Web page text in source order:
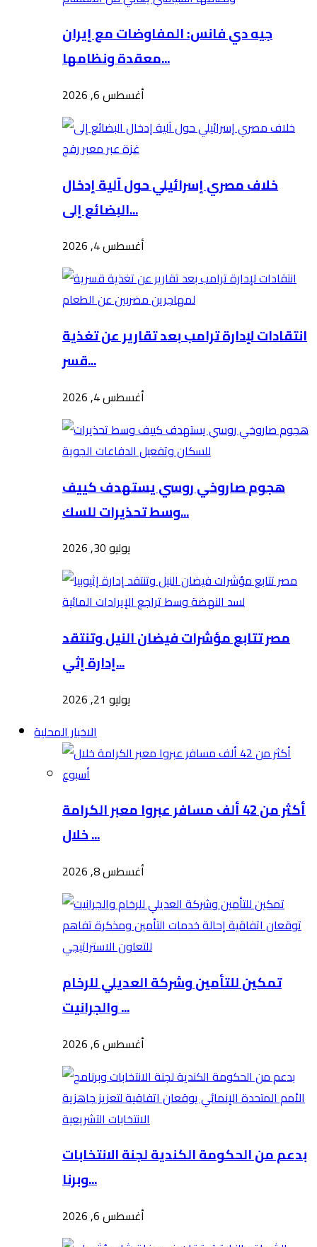
جيه دي فانس: المفاوضات مع إيران
معقدة ونظامها...
أغسطس 6, 2026
خلاف مصري إسرائيلي حول آلية إدخال
البضائع إلى...
أغسطس 4, 2026
انتقادات لإدارة ترامب بعد تقارير عن تغذية
قسر...
أغسطس 4, 2026
هجوم صاروخي روسي يستهدف كييف
وسط تحذيرات للسك...
يوليو 30, 2026
مصر تتابع مؤشرات فيضان النيل وتنتقد
إدارة إثي...
يوليو 21, 2026
الاخبار المحلية
أكثر من 42 ألف مسافر عبروا معبر الكرامة
خلال ...
أغسطس 8, 2026
تمكين للتأمين وشركة العديلي للرخام
والجرانيت ...
أغسطس 6, 2026
بدعم من الحكومة الكندية لجنة الانتخابات
وبرنا...
أغسطس 6, 2026